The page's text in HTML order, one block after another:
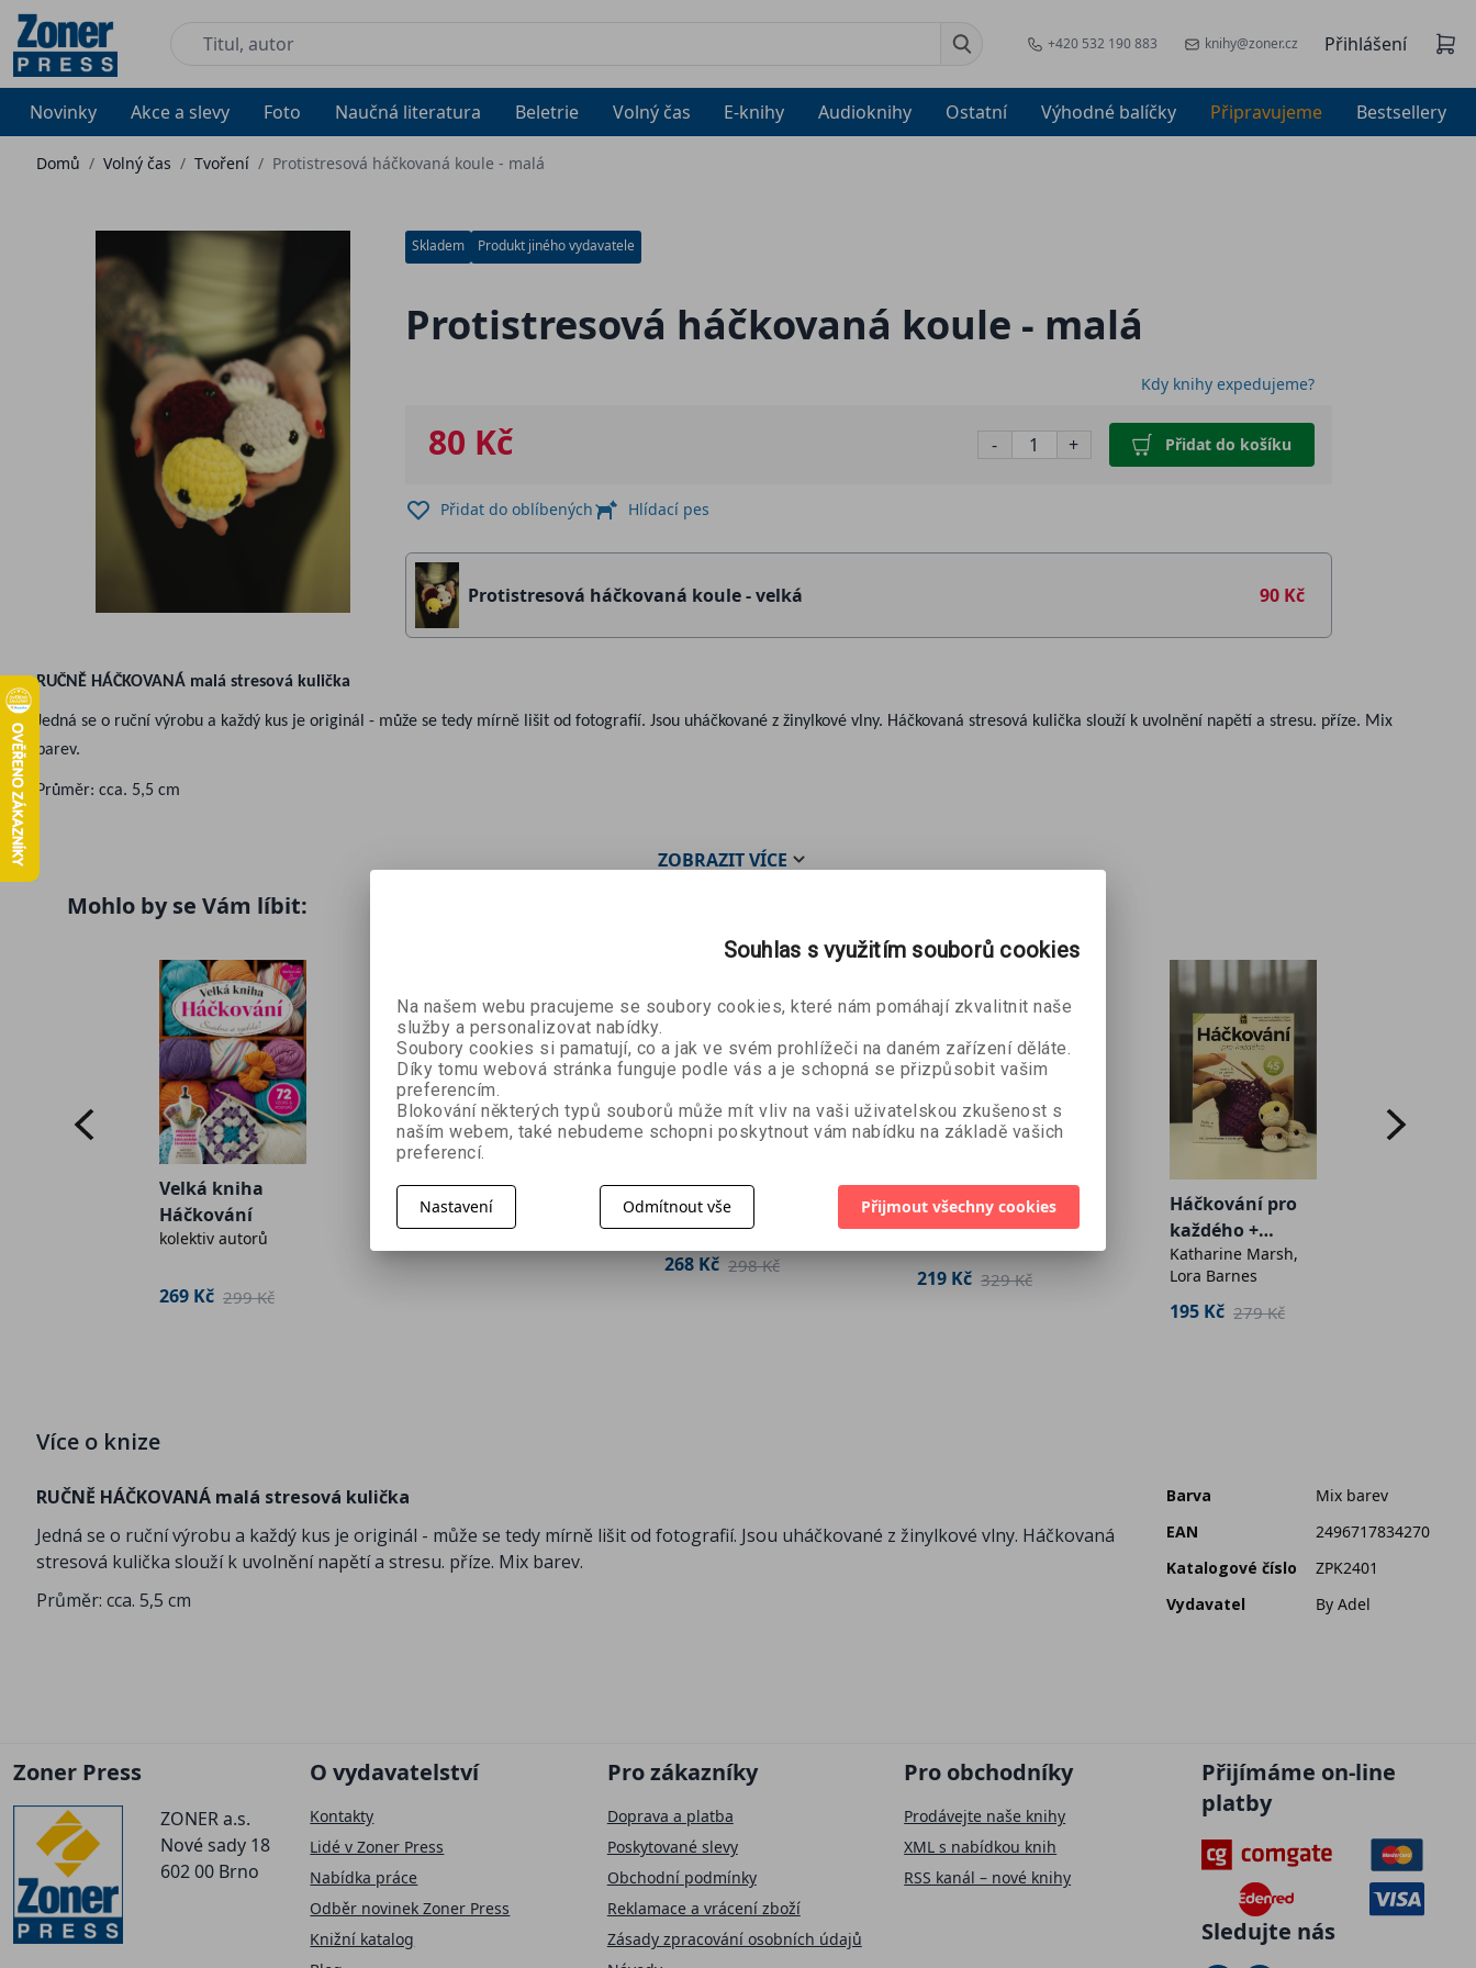
+420 532 190 883 knihy@zoner.cz Přihlášení
Novinky Akce a slevy Foto Naučná literatura Beletrie Volný čas E-knihy Audioknihy Ostatní Výhodné balíčky Připravujeme Bestsellery
Domů / Volný čas / Tvoření / Protistresová háčkovaná koule - malá
Skladem Produkt jiného vydavatele
Protistresová háčkovaná koule - malá
Kdy knihy expedujeme?
80 Kč - + Přidat do košíku
Přidat do oblíbených Hlídací pes
Protistresová háčkovaná koule - velká 90 Kč
RUČNĚ HÁČKOVANÁ malá stresová kulička
Jedná se o ruční výrobu a každý kus je originál - může se tedy mírně lišit od fotografií. Jsou uháčkované z žinylkové vlny. Háčkovaná stresová kulička slouží k uvolnění napětí a stresu. příze. Mix
barev.
Průměr: cca. 5,5 cm
ZOBRAZITVÍCE
Mohlo by se Vám líbit:
Velká kniha
Háčkování
kolektiv autorů
269 Kč 299 Kč
Háčkování a
pletení pro
každého
kolektiv autorů Marcela Přidalová
268 Kč 298 Kč
Debbie Shore
219 Kč 329 Kč
Háčkování pro
každého +
protistresová
háčkovaná
koule
Katharine Marsh,
Lora Barnes
195 Kč 279 Kč
Více o knize
RUČNĚ HÁČKOVANÁ malá stresová kulička
Jedná se o ruční výrobu a každý kus je originál - může se tedy mírně lišit od fotografií. Jsou uháčkované z žinylkové vlny. Háčkovaná
stresová kulička slouží k uvolnění napětí a stresu. příze. Mix barev.
Průměr: cca. 5,5 cm
Barva
Mix barev
EAN
2496717834270
Katalogové číslo
ZPK2401
Vydavatel
By Adel
Zoner Press
ZONER a.s.
Nové sady 18
602 00 Brno
O vydavatelství
Kontakty
Lidé v Zoner Press
Nabídka práce
Odběr novinek Zoner Press
Knižní katalog
Pro zákazníky
Doprava a platba
Poskytované slevy
Obchodní podmínky
Reklamace a vrácení zboží
Zásady zpracování osobních údajů
Pro obchodníky
Prodávejte naše knihy
XML s nabídkou knih
RSS kanál – nové knihy
Přijímáme on-line
platby
Sledujte nás
Souhlas s využitím souborů cookies
Na našem webu pracujeme se soubory cookies, které nám pomáhají zkvalitnit naše
služby a personalizovat nabídky.
Soubory cookies si pamatují, co a jak ve svém prohlížeči na daném zařízení děláte.
Díky tomu webová stránka funguje podle vás a je schopná se přizpůsobit vašim
preferencím.
Blokování některých typů souborů může mít vliv na vaši uživatelskou zkušenost s
naším webem, také nebudeme schopni poskytnout vám nabídku na základě vašich
preferencí.
Nastavení Odmítnout vše Přijmout všechny cookies